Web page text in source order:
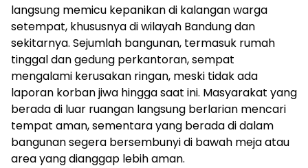
langsung memicu kepanikan di kalangan warga
setempat, khususnya di wilayah Bandung dan
sekitarnya. Sejumlah bangunan, termasuk rumah
tinggal dan gedung perkantoran, sempat
mengalami kerusakan ringan, meski tidak ada
laporan korban jiwa hingga saat ini. Masyarakat yang
berada di luar ruangan langsung berlarian mencari
tempat aman, sementara yang berada di dalam
bangunan segera bersembunyi di bawah meja atau
area yang dianggap lebih aman.